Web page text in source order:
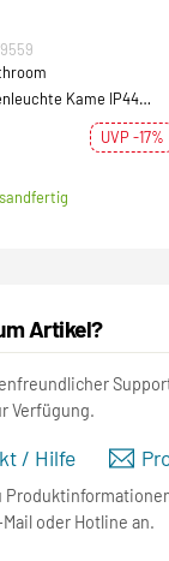
Kame IP44
3000K 320lm 230V 5W Signalschwarz
UVP -17%
Artikel?
Verfügung.
/ Hilfe
oder Hotline an.